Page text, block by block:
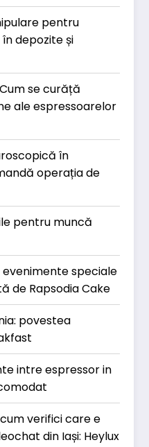
pentru
depozite și
se curăță
ale espressoarelor
în
operația de
pentru muncă
speciale
de Rapsodia Cake
povestea
intre espressor in
verifici care e
din Iași: Heylux